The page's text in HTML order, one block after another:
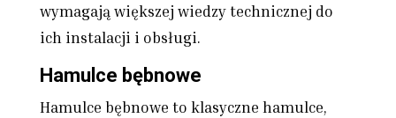
wymagają większej wiedzy technicznej do
ich instalacji i obsługi.
Hamulce bębnowe
Hamulce bębnowe to klasyczne hamulce,